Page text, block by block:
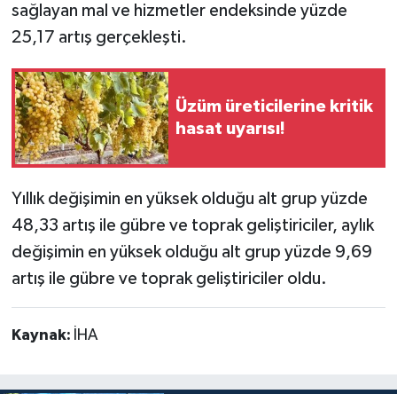
sağlayan mal ve hizmetler endeksinde yüzde
25,17 artış gerçekleşti.
Üzüm üreticilerine kritik
hasat uyarısı!
Yıllık değişimin en yüksek olduğu alt grup yüzde
48,33 artış ile gübre ve toprak geliştiriciler, aylık
değişimin en yüksek olduğu alt grup yüzde 9,69
artış ile gübre ve toprak geliştiriciler oldu.
Kaynak: İHA